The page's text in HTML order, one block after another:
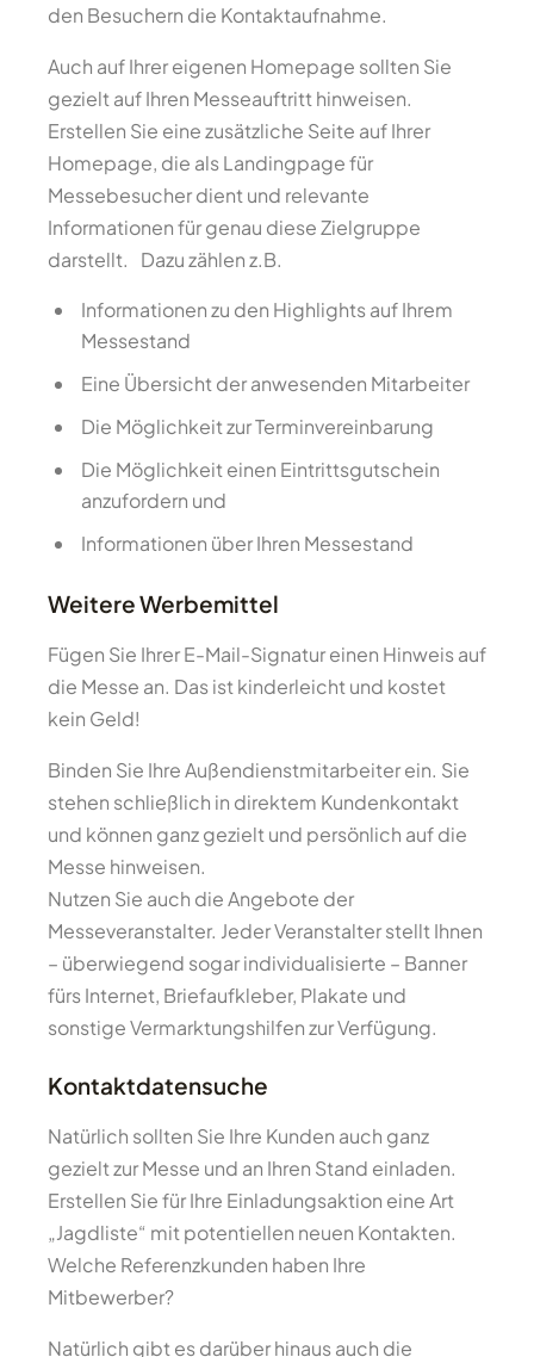
den Besuchern die Kontaktaufnahme.
Auch auf Ihrer eigenen Homepage sollten Sie
gezielt auf Ihren Messeauftritt hinweisen.
Erstellen Sie eine zusätzliche Seite auf Ihrer
Homepage, die als Landingpage für
Messebesucher dient und relevante
Informationen für genau diese Zielgruppe
darstellt. Dazu zählen z.B.
Informationen zu den Highlights auf Ihrem
Messestand
Eine Übersicht der anwesenden Mitarbeiter
Die Möglichkeit zur Terminvereinbarung
Die Möglichkeit einen Eintrittsgutschein
anzufordern und
Informationen über Ihren Messestand
Weitere Werbemittel
Fügen Sie Ihrer E-Mail-Signatur einen Hinweis auf
die Messe an. Das ist kinderleicht und kostet
kein Geld!
Binden Sie Ihre Außendienstmitarbeiter ein. Sie
stehen schließlich in direktem Kundenkontakt
und können ganz gezielt und persönlich auf die
Messe hinweisen.
Nutzen Sie auch die Angebote der
Messeveranstalter. Jeder Veranstalter stellt Ihnen
– überwiegend sogar individualisierte – Banner
fürs Internet, Briefaufkleber, Plakate und
sonstige Vermarktungshilfen zur Verfügung.
Kontaktdatensuche
Natürlich sollten Sie Ihre Kunden auch ganz
gezielt zur Messe und an Ihren Stand einladen.
Erstellen Sie für Ihre Einladungsaktion eine Art
„Jagdliste“ mit potentiellen neuen Kontakten.
Welche Referenzkunden haben Ihre
Mitbewerber?
Natürlich gibt es darüber hinaus auch die